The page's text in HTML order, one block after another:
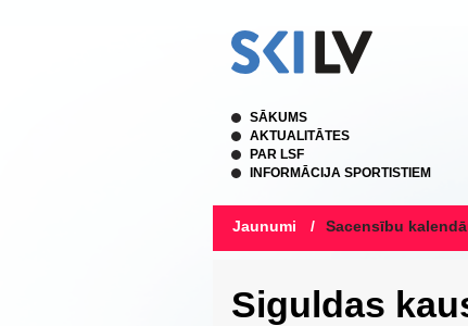
SĀKUMS
AKTUALITĀTES
PAR LSF
INFORMĀCIJA SPORTISTIEM
Jaunumi / Sacensību
Siguldas